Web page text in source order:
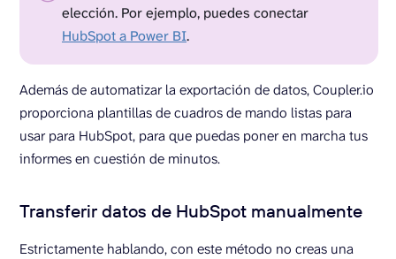
elección. Por ejemplo, puedes conectar
HubSpot a Power BI.
Además de automatizar la exportación de datos, Coupler.io
proporciona plantillas de cuadros de mando listas para
usar para HubSpot, para que puedas poner en marcha tus
informes en cuestión de minutos.
Transferir datos de HubSpot manualmente
Estrictamente hablando, con este método no creas una